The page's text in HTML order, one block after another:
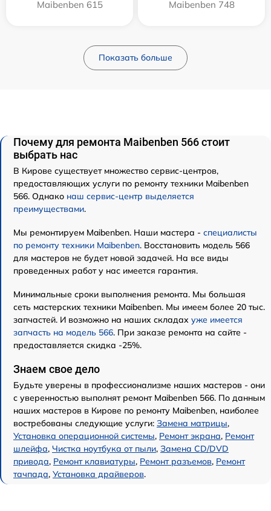
Maibenben 615 Maibenben 748
Показать больше
Почему для ремонта Maibenben 566 стоит
выбрать нас
В Кирове существует множество сервис-центров,
предоставляющих услуги по ремонту техники Maibenben
566. Однако наш сервис-центр выделяется
преимуществами.
Мы ремонтируем Maibenben. Наши мастера - специалисты
по ремонту техники Maibenben. Восстановить модель 566
для мастеров не будет новой задачей. На все виды
проведенных работ у нас имеется гарантия.
Минимальные сроки выполнения ремонта. Мы большая
сеть мастерских техники Maibenben. Мы имеем более 20 тыс.
запчастей. И возможно на наших складах уже имеется
запчасть на модель 566. При заказе ремонта на сайте -
предоставляется скидка -25%.
Знаем свое дело
Будьте уверены в профессионализме наших мастеров - они
с уверенностью выполнят ремонт Maibenben 566. По данным
наших мастеров в Кирове по ремонту Maibenben, наиболее
востребованы следующие услуги: Замена матрицы,
Установка операционной системы, Ремонт экрана, Ремонт
шлейфа, Чистка ноутбука от пыли, Замена CD/DVD
привода, Ремонт клавиатуры, Ремонт разъемов, Ремонт
тачпада, Установка драйверов.